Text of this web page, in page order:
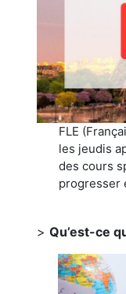
FLE
les jeudis
des cours
progresser
>Qu’est-ce